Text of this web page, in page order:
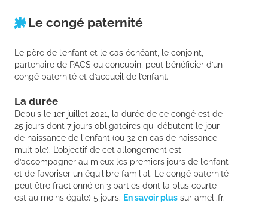
Le congé paternité
Le père de l’enfant et le cas échéant, le conjoint,
partenaire de PACS ou concubin, peut bénéficier d’un
congé paternité et d’accueil de l’enfant.
La durée
Depuis le 1er juillet 2021, la durée de ce congé est de
25 jours dont 7 jours obligatoires qui débutent le jour
de naissance de l'enfant (ou 32 en cas de naissance
multiple). L’objectif de cet allongement est
d’accompagner au mieux les premiers jours de l’enfant
et de favoriser un équilibre familial. Le congé paternité
peut être fractionné en 3 parties dont la plus courte
est au moins égale) 5 jours. En savoir plus sur ameli.fr.